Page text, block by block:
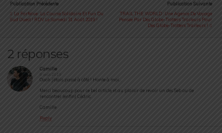
Publication Précédente
La Farfelue : La Course Solidaire Et Fun Du
Sud Ouest ! RDV Le Samedi 31 Août 2019 !
Publication Suivante
TRAIL THE WORLD : Une Agence De Voyage
Pensée Par Des Globe-Trotters Traileurs Pour
Des Globe-Trotters Traileurs !
2 réponses
Camille
8 août 2019
Oooh j’étais passé à côté ! Honte à moi…
Merci beaucoup pour ce bel article, et au plaisir de revoir un des Seb ou de
rencontrer (enfin) Cédric.
Camille
Reply